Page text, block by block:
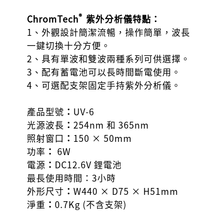
ChromTech® 紫外分析儀特點：
1、外觀設計簡潔流暢，操作簡單，波長
一鍵切換十分方便。
2、具有單波和雙波兩種系列可供選擇。
3、配有蓄電池可以長時間斷電使用。
4、可選配支架固定手持紫外分析儀。
產品型號 ： UV-6
光源波長 ： 254nm 和 365nm
照射窗口 ： 150 × 50mm
功率 ： 6W
電源 ： DC12.6V 鋰電池
最長使用時間：3小時
外形尺寸 ： W440 × D75 × H51mm
淨重 ： 0.7Kg (不含支架)